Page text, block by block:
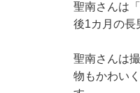
聖南さんは
後1カ月の長
聖南さんは
物もかわい